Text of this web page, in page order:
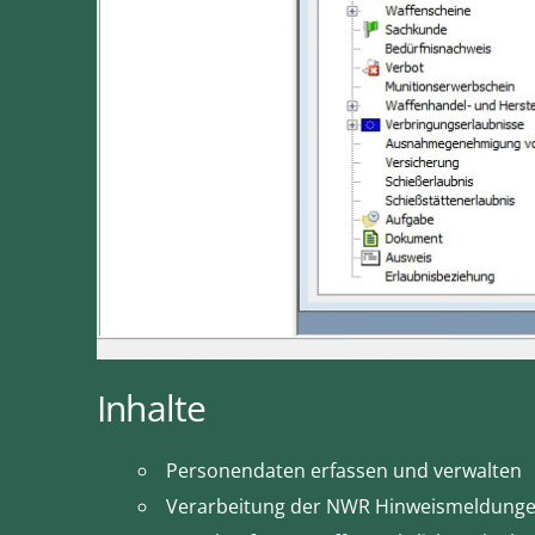
Inhalte
Personendaten erfassen und verwalten
Verarbeitung der NWR